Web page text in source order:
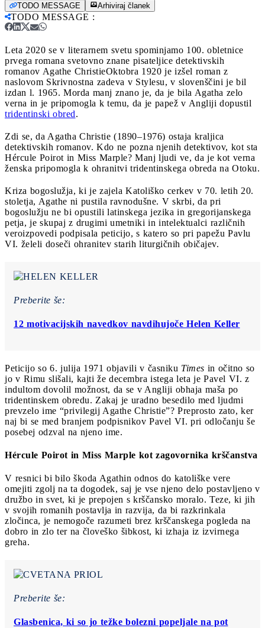
TODO MESSAGE Arhiviraj članek
TODO MESSAGE :
Leta 2020 se v literarnem svetu spominjamo 100. obletnice
prvega romana svetovno znane pisateljice detektivskih
romanov Agathe ChristieOktobra 1920 je izšel roman z
naslovom Skrivnostna zadeva v Stylesu, v slovenščini je bil
izdan l. 1965. Morda manj znano je, da je bila Agatha zelo
verna in je pripomogla k temu, da je papež v Angliji dopustil
tridentinski obred.
Zdi se, da Agatha Christie (1890–1976) ostaja kraljica
detektivskih romanov. Kdo ne pozna njenih detektivov, kot sta
Hércule Poirot in Miss Marple? Manj ljudi ve, da je kot verna
ženska pripomogla k ohranitvi tridentinskega obreda na Otoku.
Kriza bogoslužja, ki je zajela Katoliško cerkev v 70. letih 20.
stoletja, Agathe ni pustila ravnodušne. V skrbi, da pri
bogoslužju ne bi opustili latinskega jezika in gregorijanskega
petja, je skupaj z drugimi umetniki in intelektualci različnih
veroizpovedi podpisala peticijo, s katero so pri papežu Pavlu
VI. želeli doseči ohranitev starih liturgičnih običajev.
Preberite še:
12 motivacijskih navedkov navdihujoče Helen Keller
Peticijo so 6. julija 1971 objavili v časniku Times in očitno so
jo v Rimu slišali, kajti že decembra istega leta je Pavel VI. z
indultom dovolil možnost, da se v Angliji obhaja maša po
tridentinskem obredu. Zakaj je uradno besedilo med ljudmi
prevzelo ime “privilegij Agathe Christie”? Preprosto zato, ker
naj bi se med branjem podpisnikov Pavel VI. pri odločanju še
posebej odzval na njeno ime.
Hércule Poirot in Miss Marple kot zagovornika krščanstva
V resnici bi bilo škoda Agathin odnos do katoliške vere
omejiti zgolj na ta dogodek, saj je vse njeno delo postavljeno v
družbo in svet, ki je prepojen s krščansko moralo. Teze, ki jih
v svojih romanih postavlja in razvija, da bi razkrinkala
zločinca, je nemogoče razumeti brez krščanskega pogleda na
dobro in zlo ter na človeško šibkost, ki izhaja iz izvirnega
greha.
Preberite še:
Glasbenica, ki so jo težke bolezni popeljale na pot